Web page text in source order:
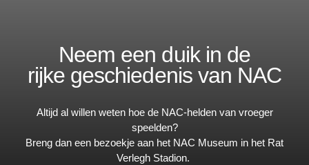
Neem een duik in de
rijke geschiedenis van NAC
Altijd al willen weten hoe de NAC-helden van vroeger
speelden?
Breng dan een bezoekje aan het NAC Museum in het Rat
Verlegh Stadion.